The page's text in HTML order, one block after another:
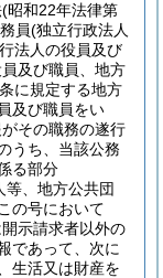
(昭和22年法律第
員(独立行政法人
法人の役員及び
員及び職員、地方
に規定する地方
及び職員をい
その職務の遂行
うち、当該公務
る部分
等、地方公共団
の号において
示請求者以外の
であって、次に
生活又は財産を